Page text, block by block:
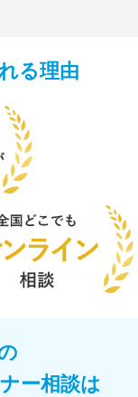
る理由
ー相談は